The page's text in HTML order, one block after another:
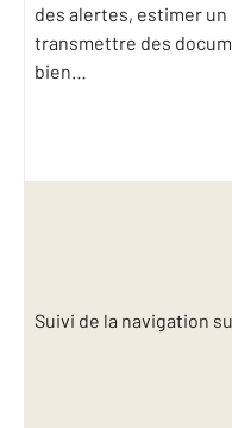
des alertes, estimer un
transmettre des
bien…
Suivi de la navigation